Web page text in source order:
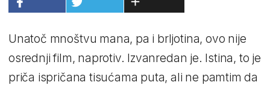
Unatoč mnoštvu mana, pa i brljotina, ovo nije
osrednji film, naprotiv. Izvanredan je. Istina, to je
priča ispričana tisućama puta, ali ne pamtim da